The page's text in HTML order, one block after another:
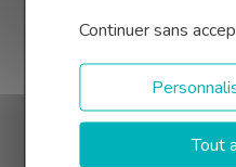
30
Continuer sans
Tout